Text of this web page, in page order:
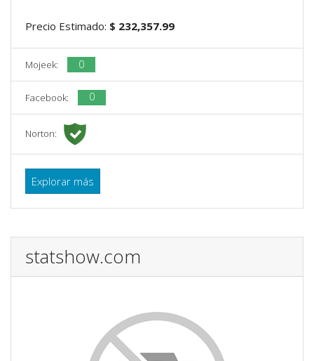
Precio Estimado: $ 232,357.99
Mojeek: 0
Facebook: 0
Norton:
Explorar más
statshow.com